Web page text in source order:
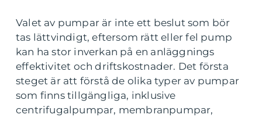
Valet av pumpar är inte ett beslut som bör
tas lättvindigt, eftersom rätt eller fel pump
kan ha stor inverkan på en anläggnings
effektivitet och driftskostnader. Det första
steget är att förstå de olika typer av pumpar
som finns tillgängliga, inklusive
centrifugalpumpar, membranpumpar,